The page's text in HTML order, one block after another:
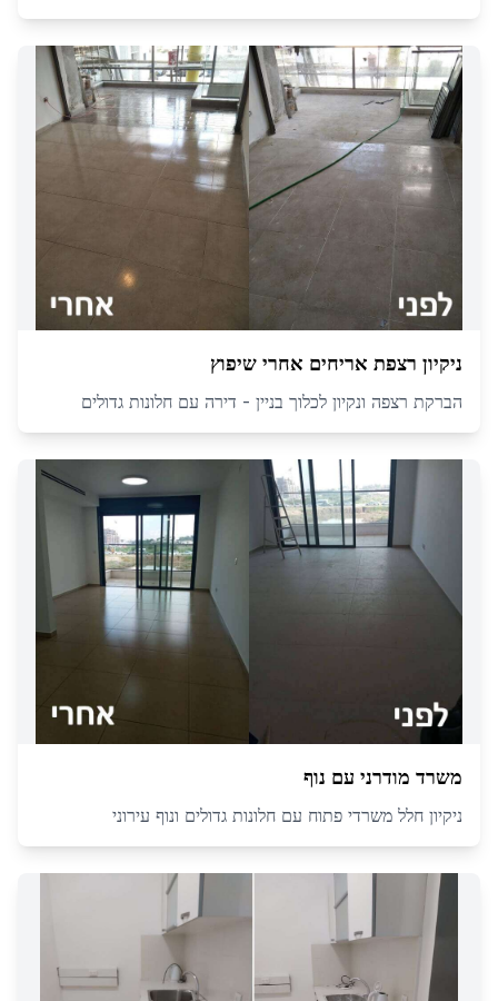
ניקיון רצפת אריחים אחרי שיפוץ
הברקת רצפה ונקיון לכלוך בניין - דירה עם חלונות גדולים
משרד מודרני עם נוף
ניקיון חלל משרדי פתוח עם חלונות גדולים ונוף עירוני